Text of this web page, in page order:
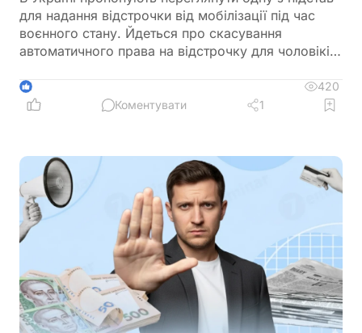
для надання відстрочки від мобілізації під час
воєнного стану. Йдеться про скасування
автоматичного права на відстрочку для чоловіків,
до 18 років. Відповідне звернення адресоване
Кабінету Міністрів із пропозицією підготувати
1
420
Коментувати
1